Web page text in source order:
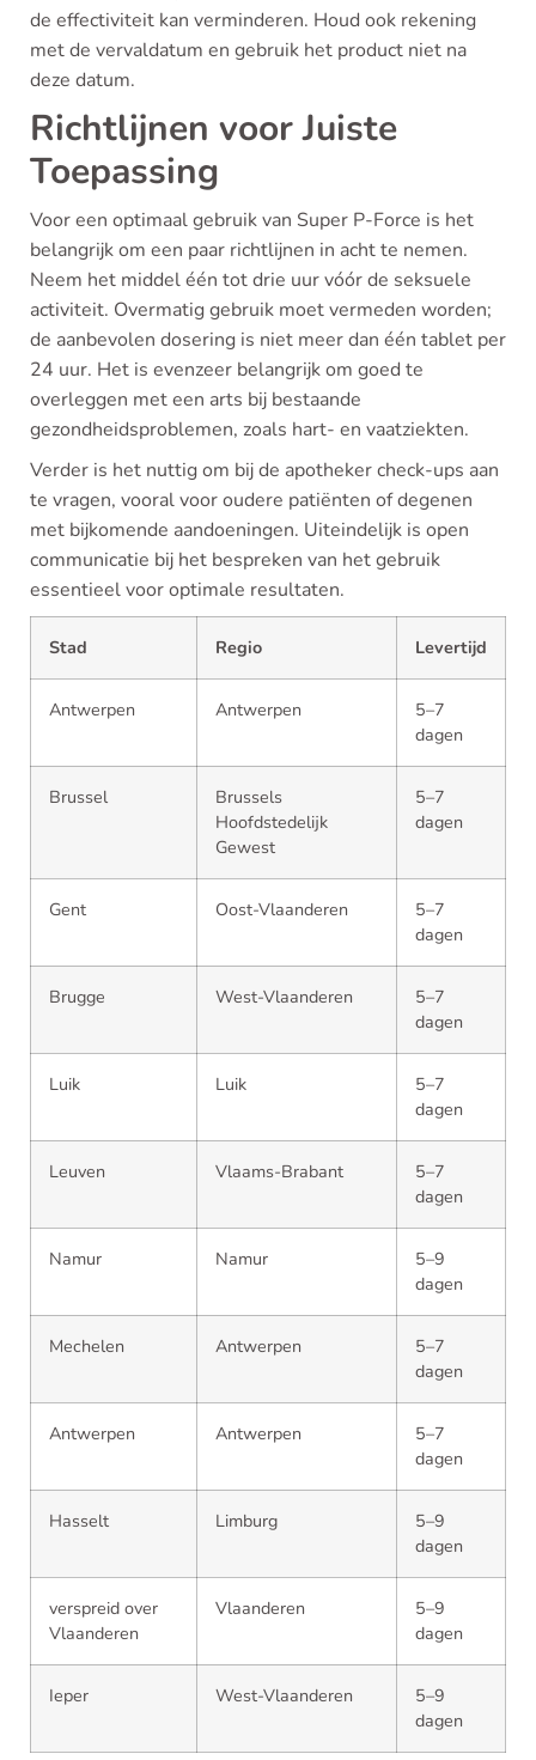
de effectiviteit kan verminderen. Houd ook rekening
met de vervaldatum en gebruik het product niet na
deze datum.
Richtlijnen voor Juiste
Toepassing
Voor een optimaal gebruik van Super P-Force is het
belangrijk om een paar richtlijnen in acht te nemen.
Neem het middel één tot drie uur vóór de seksuele
activiteit. Overmatig gebruik moet vermeden worden;
de aanbevolen dosering is niet meer dan één tablet per
24 uur. Het is evenzeer belangrijk om goed te
overleggen met een arts bij bestaande
gezondheidsproblemen, zoals hart- en vaatziekten.
Verder is het nuttig om bij de apotheker check-ups aan
te vragen, vooral voor oudere patiënten of degenen
met bijkomende aandoeningen. Uiteindelijk is open
communicatie bij het bespreken van het gebruik
essentieel voor optimale resultaten.
Stad Regio Levertijd
Antwerpen Antwerpen
5–7
dagen
Brussel
Brussels
Hoofdstedelijk
Gewest
5–7
dagen
Gent Oost-Vlaanderen
5–7
dagen
Brugge West-Vlaanderen
5–7
dagen
Luik Luik
5–7
dagen
Leuven Vlaams-Brabant
5–7
dagen
Namur Namur
5–9
dagen
Mechelen Antwerpen
5–7
dagen
Antwerpen Antwerpen
5–7
dagen
Hasselt Limburg
5–9
dagen
verspreid over
Vlaanderen
Vlaanderen
5–9
dagen
Ieper West-Vlaanderen
5–9
dagen